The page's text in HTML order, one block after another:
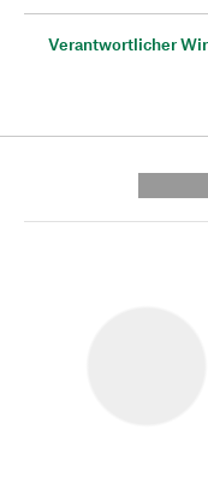
Verantwortlicher